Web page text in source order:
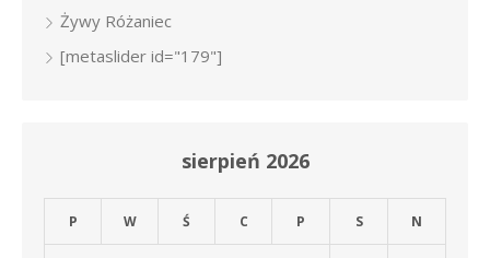
Żywy Różaniec
[metaslider id="179"]
sierpień 2026
P W Ś C P S N